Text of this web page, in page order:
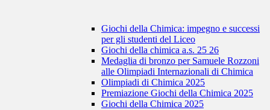
Giochi della Chimica: impegno e successi
per gli studenti del Liceo
Giochi della chimica a.s. 25 26
Medaglia di bronzo per Samuele Rozzoni
alle Olimpiadi Internazionali di Chimica
Olimpiadi di Chimica 2025
Premiazione Giochi della Chimica 2025
Giochi della Chimica 2025